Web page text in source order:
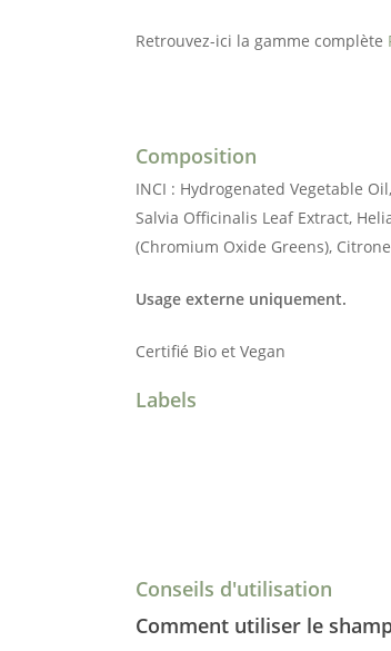
Retrouvez-ici la gamme complète
Composition
INCI : Hydrogenated Vegetable
Salvia Officinalis Leaf Extract,
(Chromium Oxide Greens),
Usage externe uniquement.
Certifié Bio et Vegan
Labels
Conseils d'utilisation
Comment utiliser le